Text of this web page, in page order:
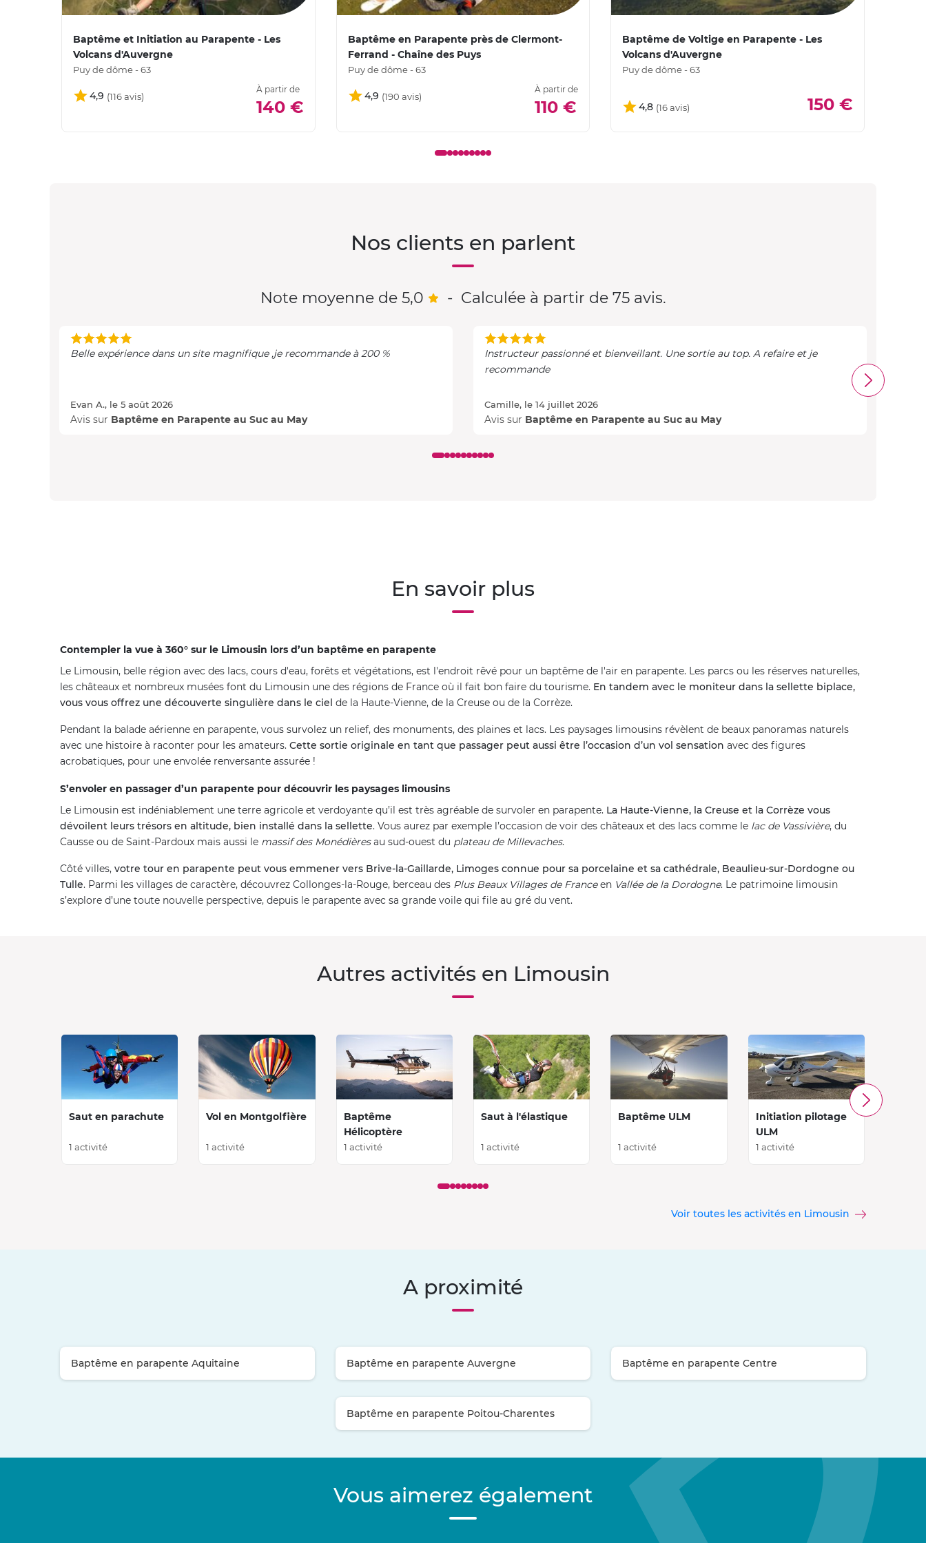
Baptême et Initiation au Parapente - Les
Volcans d'Auvergne
Puy de dôme - 63
4,9
À partir de
140 €
Baptême en Parapente près de Clermont-
Ferrand - Chaîne des Puys
Puy de dôme - 63
4,9
À partir de
110 €
Baptême de Voltige en Parapente - Les
Volcans d'Auvergne
Puy de dôme - 63
4,8 150 €
Nos clients en parlent
Note moyenne de 5,0 - Calculée à partir de 75 avis.
Belle expérience dans un site magnifique ,je recommande à 200 %
Evan A., le 5 août 2026
Avis sur Baptême en Parapente au Suc au May
Instructeur passionné et bienveillant. Une sortie au top. A refaire et je
recommande
Camille, le 14 juillet 2026
Avis sur Baptême en Parapente au Suc au May
En savoir plus
Contempler la vue à 360° sur le Limousin lors d’un baptême en parapente
Le Limousin, belle région avec des lacs, cours d'eau, forêts et végétations, est l'endroit rêvé pour un baptême de l'air en parapente. Les parcs ou les réserves naturelles,
les châteaux et nombreux musées font du Limousin une des régions de France où il fait bon faire du tourisme. En tandem avec le moniteur dans la sellette biplace,
vous vous offrez une découverte singulière dans le ciel de la Haute-Vienne, de la Creuse ou de la Corrèze.
Pendant la balade aérienne en parapente, vous survolez un relief, des monuments, des plaines et lacs. Les paysages limousins révèlent de beaux panoramas naturels
avec une histoire à raconter pour les amateurs. Cette sortie originale en tant que passager peut aussi être l’occasion d’un vol sensation avec des figures
acrobatiques, pour une envolée renversante assurée !
S’envoler en passager d’un parapente pour découvrir les paysages limousins
Le Limousin est indéniablement une terre agricole et verdoyante qu’il est très agréable de survoler en parapente. La Haute-Vienne, la Creuse et la Corrèze vous
dévoilent leurs trésors en altitude, bien installé dans la sellette. Vous aurez par exemple l’occasion de voir des châteaux et des lacs comme le lac de Vassivière, du
Causse ou de Saint-Pardoux mais aussi le massif des Monédièresau sud-ouest du plateau de Millevaches.
Côté villes, votre tour en parapente peut vous emmener vers Brive-la-Gaillarde, Limoges connue pour sa porcelaine et sa cathédrale, Beaulieu-sur-Dordogne ou
Tulle. Parmi les villages de caractère, découvrez Collonges-la-Rouge, berceau des Plus Beaux Villages de Franceen Vallée de la Dordogne. Le patrimoine limousin
s’explore d’une toute nouvelle perspective, depuis le parapente avec sa grande voile qui file au gré du vent.
Autres activités en Limousin
Saut en parachute
1 activité
Vol en Montgolfière
1 activité
Baptême
Hélicoptère
1 activité
Saut à l'élastique
1 activité
Baptême ULM
1 activité
Initiation pilotage
ULM
1 activité
Voir toutes les activités en Limousin
A proximité
Baptême en parapente Aquitaine Baptême en parapente Auvergne Baptême en parapente Centre
Baptême en parapente Poitou-Charentes
Vous aimerez également